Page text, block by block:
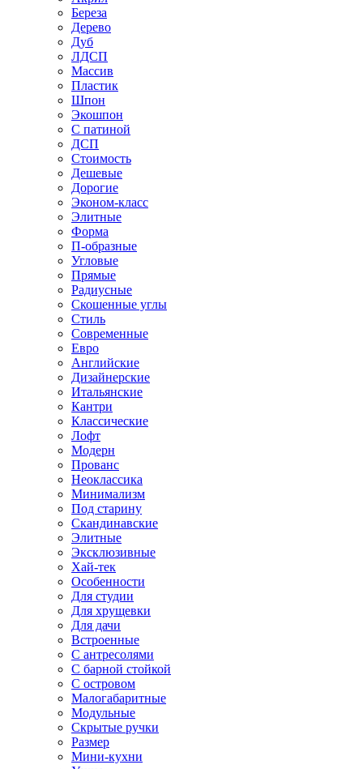
Береза
Дерево
Дуб
ЛДСП
Массив
Пластик
Шпон
Экошпон
С патиной
ДСП
Стоимость
Дешевые
Дорогие
Эконом-класс
Элитные
Форма
П-образные
Угловые
Прямые
Радиусные
Скошенные углы
Стиль
Современные
Евро
Английские
Дизайнерские
Итальянские
Кантри
Классические
Лофт
Модерн
Прованс
Неоклассика
Минимализм
Под старину
Скандинавские
Элитные
Эксклюзивные
Хай-тек
Особенности
Для студии
Для хрущевки
Для дачи
Встроенные
С антресолями
С барной стойкой
С островом
Малогабаритные
Модульные
Скрытые ручки
Размер
Мини-кухни